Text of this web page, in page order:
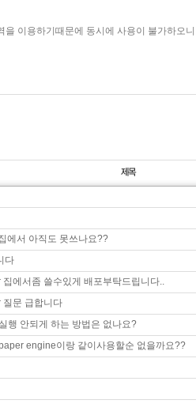
을 이용하기때문에 동시에 사용이 불가하오
에서 아직도 못쓰나요??
다
에서좀 쓸수있게 배포부탁드립니다..
문 급합니다
행 안되게 하는 방법은 없나요?
engine이랑 같이사용할순 없을까요??